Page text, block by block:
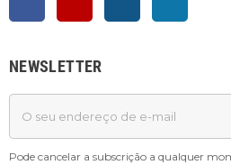
NEWSLETTER
Pode cancelar a subscrição a qualquer